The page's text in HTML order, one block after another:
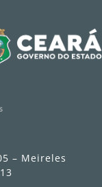
– Meireles